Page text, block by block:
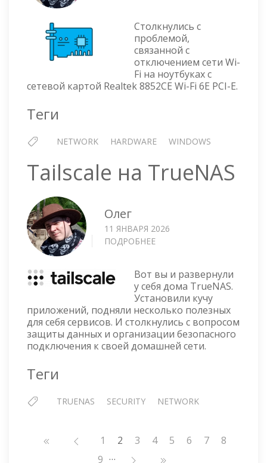
FI
НА
НОУТБУКАХ
С
СЕТЕВОЙ
FI
PCI-
Столкнулись с
проблемой,
связанной с
отключением сети Wi-
Fi на ноутбуках с
сетевой картой Realtek 8852CE Wi-Fi 6E PCI-E.
Теги
NETWORK HARDWARE WINDOWS
Tailscale на TrueNAS
Олег
11 ЯНВАРЯ 2026
ПОДРОБНЕЕ
TRUENAS
Вот вы и развернули
у себя дома TrueNAS.
Установили кучу
приложений, подняли несколько полезных
для себя сервисов. И столкнулись с вопросом
защиты данных и организации безопасного
подключения к своей домашней сети.
Теги
TRUENAS SECURITY NETWORK
Нумерация
Страница
1 2 Страница
3 Страница
4 Страница
5 Страница
6 Страница
7 Страница
8
Страница
9 …